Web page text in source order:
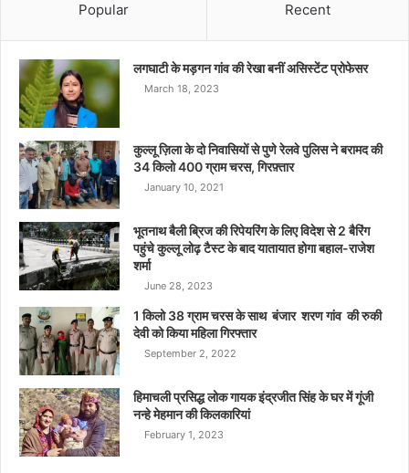
Popular Recent
लगघाटी के मड़गन गांव की रेखा बनीं असिस्टेंट प्रोफेसर
March 18, 2023
कुल्लू ज़िला के दो निवासियों से पुणे रेलवे पुलिस ने बरामद की
34 किलो 400 ग्राम चरस, गिरफ़्तार
January 10, 2021
भूतनाथ बैली ब्रिज की रिपेयरिंग के लिए विदेश से 2 बैरिंग
पहुंचे कुल्लू लोढ़ टैस्ट के बाद यातायात होगा बहाल-राजेश
शर्मा
June 28, 2023
1 किलो 38 ग्राम चरस के साथ बंजार शरण गांव की रुकी
देवी को किया महिला गिरफ्तार
September 2, 2022
हिमाचली प्रसिद्ध लोक गायक इंद्रजीत सिंह के घर में गूंजी
नन्हे मेहमान की किलकारियां
February 1, 2023